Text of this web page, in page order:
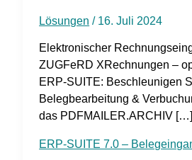
Lösungen / 16. Juli 2024
Elektronischer
ZUGFeRD XRechnungen –
ERP-SUITE: Beschleunigen
Belegbearbeitung &
das PDFMAILER.ARCHIV […]
ERP-SUITE 7.0 –